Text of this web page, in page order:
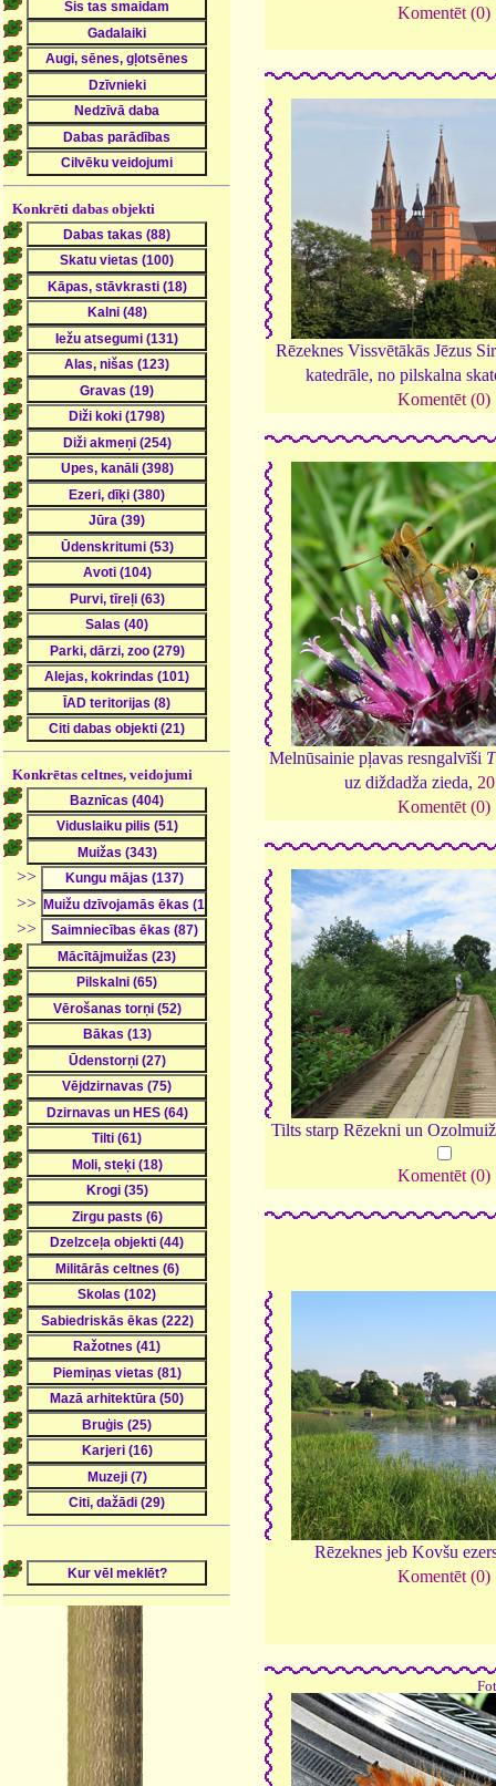
Konkrēti dabas objekti
Konkrētas celtnes, veidojumi
>>
>>
>>
Komentēt (0)
Rēzeknes Vissvētākās Jēzus
katedrāle, no pilskalna
Komentēt (0)
Melnūsainie pļavas resngalvīši
uz diždadža zieda,
Komentēt (0)
Tilts starp Rēzekni un
Komentēt (0)
Rēzeknes jeb Kovšu
Komentēt (0)